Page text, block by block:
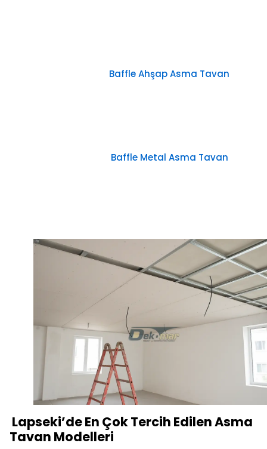
Baffle Ahşap Asma Tavan
Baffle Metal Asma Tavan
Lapseki’de En Çok Tercih Edilen Asma
Tavan Modelleri